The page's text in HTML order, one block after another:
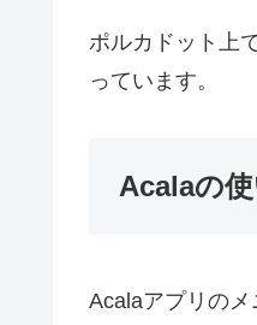
ポルカドット上
っています。
Acalaの
Acalaアプリの